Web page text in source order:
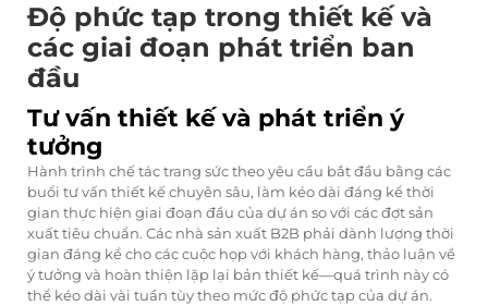
Độ phức tạp trong thiết kế và
các giai đoạn phát triển ban
đầu
Tư vấn thiết kế và phát triển ý
tưởng
Hành trình chế tác trang sức theo yêu cầu bắt đầu bằng các
buổi tư vấn thiết kế chuyên sâu, làm kéo dài đáng kể thời
gian thực hiện giai đoạn đầu của dự án so với các đợt sản
xuất tiêu chuẩn. Các nhà sản xuất B2B phải dành lượng thời
gian đáng kể cho các cuộc họp với khách hàng, thảo luận về
ý tưởng và hoàn thiện lặp lại bản thiết kế—quá trình này có
thể kéo dài vài tuần tùy theo mức độ phức tạp của dự án.